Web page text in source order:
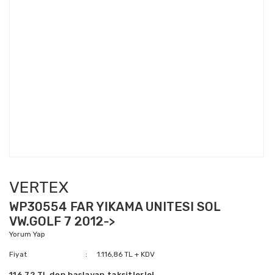
VERTEX
WP30554 FAR YIKAMA UNITESI SOL
VW.GOLF 7 2012->
Yorum Yap
Fiyat 1.116,86 TL + KDV